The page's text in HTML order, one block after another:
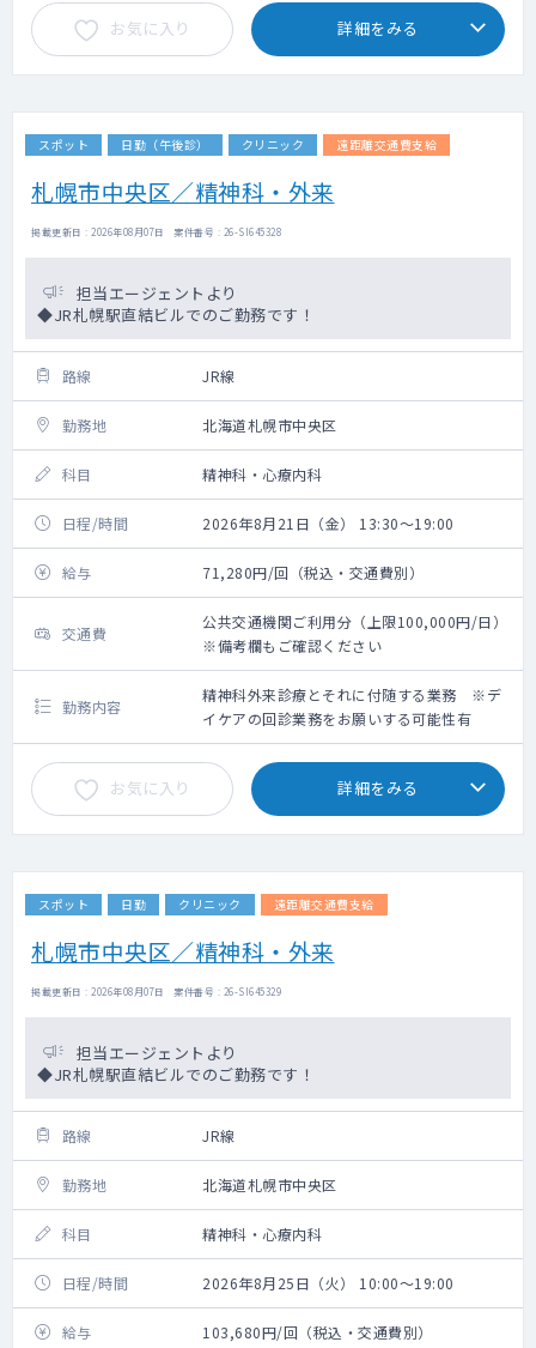
お気に入り 詳細をみる
スポット 日勤（午後診） クリニック 遠距離交通費支給
札幌市中央区／精神科・外来
掲載更新日 : 2026年08月07日 案件番号 : 26-SI645328
担当エージェントより
◆JR札幌駅直結ビルでのご勤務です！
路線 JR線
勤務地 北海道札幌市中央区
科目 精神科・心療内科
日程/時間 2026年8月21日（金） 13:30～19:00
給与 71,280円/回（税込・交通費別）
交通費
公共交通機関ご利用分（上限100,000円/日）
※備考欄もご確認ください
勤務内容
精神科外来診療とそれに付随する業務 ※デ
イケアの回診業務をお願いする可能性有
お気に入り 詳細をみる
スポット 日勤 クリニック 遠距離交通費支給
札幌市中央区／精神科・外来
掲載更新日 : 2026年08月07日 案件番号 : 26-SI645329
担当エージェントより
◆JR札幌駅直結ビルでのご勤務です！
路線 JR線
勤務地 北海道札幌市中央区
科目 精神科・心療内科
日程/時間 2026年8月25日（火） 10:00～19:00
給与 103,680円/回（税込・交通費別）